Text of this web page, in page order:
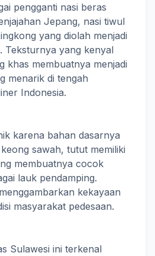
pengganti nasi beras
Jepang, nasi tiwul
yang diolah menjadi
Teksturnya yang kenyal
khas membuatnya menjadi
menarik di tengah
Indonesia.
karena bahan dasarnya
sawah, tutut memiliki
membuatnya cocok
lauk pendamping.
kekayaan
masyarakat pedesaan.
Sulawesi ini terkenal